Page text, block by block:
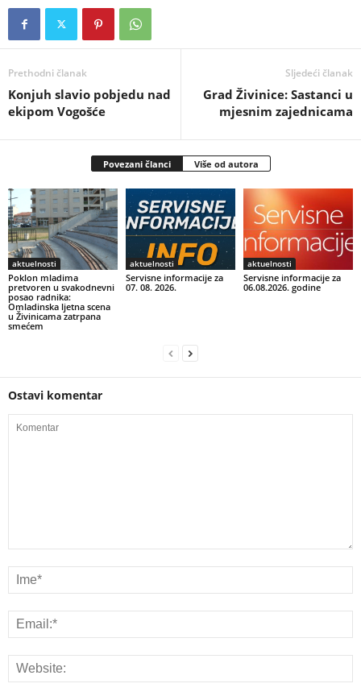
Prethodni članak
Konjuh slavio pobjedu nad
ekipom Vogošće
Sljedeći članak
Grad Živinice: Sastanci u
mjesnim zajednicama
Povezani članci Više od autora
aktuelnosti
Poklon mladima
pretvoren u svakodnevni
posao radnika:
Omladinska ljetna scena
u Živinicama zatrpana
smećem
aktuelnosti
Servisne informacije za
07. 08. 2026.
aktuelnosti
Servisne informacije za
06.08.2026. godine
Ostavi komentar